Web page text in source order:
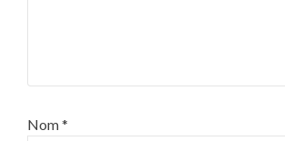
Nom*